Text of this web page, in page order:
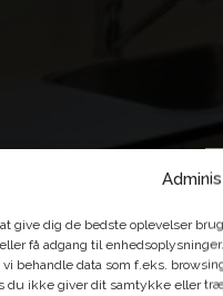
at give dig de bedste oplevelser
få adgang til
vi behandle data som f.eks.
du ikke giver dit samtykke eller